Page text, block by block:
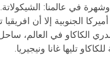
وشهرة في عالمنا:
الجنوبية إلا أن افريقيا
الكاكاو في العالم، ساحل
تليها غانا ونيجيريا.